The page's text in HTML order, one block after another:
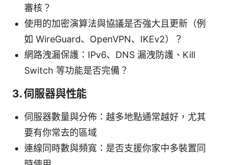
審核？
使用的加密演算法與協議是否強大且更新（例
如 WireGuard、OpenVPN、IKEv2）？
網路洩漏保護：IPv6、DNS 漏洩防護、Kill
Switch 等功能是否完備？
3. 伺服器與性能
伺服器數量與分佈：越多地點通常越好，尤其
要有你常去的區域
連線同時數與頻寬：是否支援你家中多裝置同